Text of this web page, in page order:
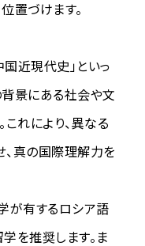
置づけます。
国近現代史」といっ
景にある社会や文
れにより、異なる
真の国際理解力を
が有するロシア語
を推奨します。ま